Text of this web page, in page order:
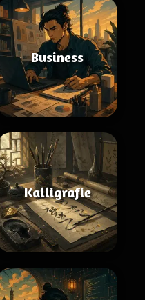
Business
Kalligrafie